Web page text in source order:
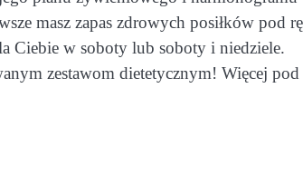
masz zapas zdrowych posiłków pod
Ciebie w soboty lub soboty i niedziele.
zestawom dietetycznym! Więcej pod